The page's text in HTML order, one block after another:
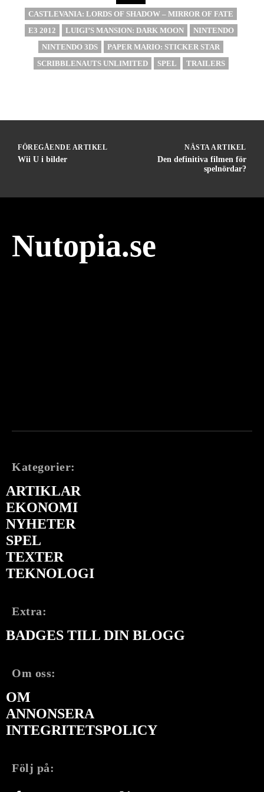
CASTLEVANIA: LORDS OF SHADOW – MIRROR OF FATE
E3 2012
LUIGI’S MANSION: DARK MOON
NINTENDO
NINTENDO 3DS
PAPER MARIO: STICKER STAR
SCRIBBLENAUTS UNLIMITED
SPEL TRAILERS
FÖREGÅENDE ARTIKEL
Wii U i bilder
NÄSTA ARTIKEL
Den definitiva filmen för
spelnördar?
Nutopia.se
Kategorier:
ARTIKLAR
EKONOMI
NYHETER
SPEL
TEXTER
TEKNOLOGI
Extra:
BADGES TILL DIN BLOGG
Om oss:
OM
ANNONSERA
INTEGRITETSPOLICY
Följ på: